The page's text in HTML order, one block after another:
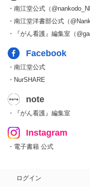
・南江堂公式（
・南江堂洋書部公式（
・『がん看護』編集室（
Facebook
・南江堂公式
・NurSHARE
note
・『がん看護』編集室
Instagram
・電子書籍 公式
ログイン